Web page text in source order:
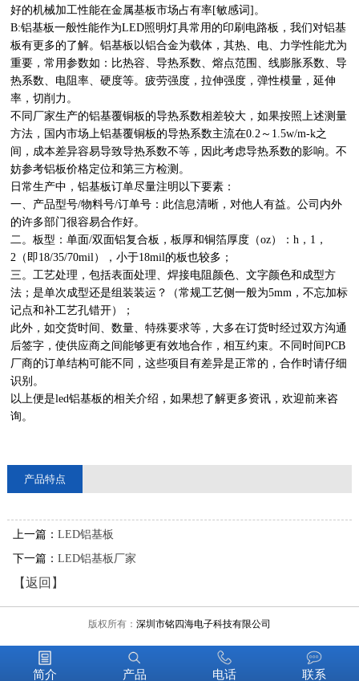
好的机械加工性能在金属基板市场占有率[敏感词]。
B:铝基板一般性能作为LED照明灯具常用的印刷电路板，我们对铝基
板有更多的了解。铝基板以铝合金为载体，其热、电、力学性能尤为
重要，常用参数如：比热容、导热系数、熔点范围、线膨胀系数、导
热系数、电阻率、硬度等。疲劳强度，拉伸强度，弹性模量，延伸
率，切削力。
不同厂家生产的铝基覆铜板的导热系数相差较大，如果按照上述测量
方法，国内市场上铝基覆铜板的导热系数主流在0.2～1.5w/m-k之
间，成本差异容易导致导热系数不等，因此考虑导热系数的影响。不
妨参考铝板价格定位和第三方检测。
日常生产中，铝基板订单尽量注明以下要素：
一、产品型号/物料号/订单号：此信息清晰，对他人有益。公司内外
的许多部门很容易合作好。
二。板型：单面/双面铝复合板，板厚和铜箔厚度（oz）：h，1，
2（即18/35/70mil），小于18mil的板也较多；
三。工艺处理，包括表面处理、焊接电阻颜色、文字颜色和成型方
法；是单次成型还是组装装运？（常规工艺侧一般为5mm，不忘加标
记点和补工艺孔错开）；
此外，如交货时间、数量、特殊要求等，大多在订货时经过双方沟通
后签字，使供应商之间能够更有效地合作，相互约束。不同时间PCB
厂商的订单结构可能不同，这些项目有差异是正常的，合作时请仔细
识别。
以上便是led铝基板的相关介绍，如果想了解更多资讯，欢迎前来咨
询。
产品特点
上一篇： LED铝基板
下一篇： LED铝基板厂家
【返回】
版权所有： 深圳市铭四海电子科技有限公司
简介 产品 电话 联系